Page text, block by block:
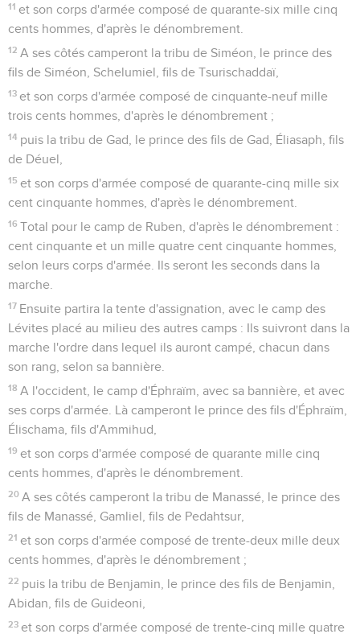
11 et son corps d'armée composé de quarante-six mille cinq
cents hommes, d'après le dénombrement.
12 A ses côtés camperont la tribu de Siméon, le prince des
fils de Siméon, Schelumiel, fils de Tsurischaddaï,
13 et son corps d'armée composé de cinquante-neuf mille
trois cents hommes, d'après le dénombrement ;
14 puis la tribu de Gad, le prince des fils de Gad, Éliasaph, fils
de Déuel,
15 et son corps d'armée composé de quarante-cinq mille six
cent cinquante hommes, d'après le dénombrement.
16 Total pour le camp de Ruben, d'après le dénombrement :
cent cinquante et un mille quatre cent cinquante hommes,
selon leurs corps d'armée. Ils seront les seconds dans la
marche.
17 Ensuite partira la tente d'assignation, avec le camp des
Lévites placé au milieu des autres camps : Ils suivront dans la
marche l'ordre dans lequel ils auront campé, chacun dans
son rang, selon sa bannière.
18 A l'occident, le camp d'Éphraïm, avec sa bannière, et avec
ses corps d'armée. Là camperont le prince des fils d'Éphraïm,
Élischama, fils d'Ammihud,
19 et son corps d'armée composé de quarante mille cinq
cents hommes, d'après le dénombrement.
20 A ses côtés camperont la tribu de Manassé, le prince des
fils de Manassé, Gamliel, fils de Pedahtsur,
21 et son corps d'armée composé de trente-deux mille deux
cents hommes, d'après le dénombrement ;
22 puis la tribu de Benjamin, le prince des fils de Benjamin,
Abidan, fils de Guideoni,
23 et son corps d'armée composé de trente-cinq mille quatre